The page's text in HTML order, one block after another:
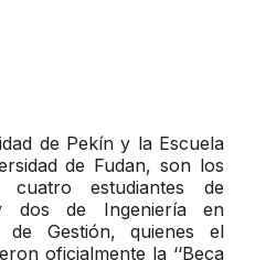
de Pekín y la Escuela
de Fudan, son los
cuatro estudiantes de
dos de Ingeniería en
Gestión, quienes el
oficialmente la ‘‘Beca